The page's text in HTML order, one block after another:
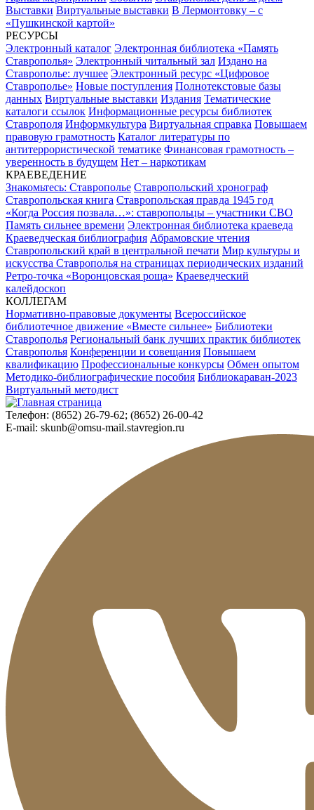
Выставки Виртуальные выставки В Лермонтовку – с
«Пушкинской картой»
РЕСУРСЫ
Электронный каталог Электронная библиотека «Память
Ставрополья» Электронный читальный зал Издано на
Ставрополье: лучшее Электронный ресурс «Цифровое
Ставрополье» Новые поступления Полнотекстовые базы
данных Виртуальные выставки Издания Тематические
каталоги ссылок Информационные ресурсы библиотек
Ставрополя Информкультура Виртуальная справка Повышаем
правовую грамотность Каталог литературы по
антитеррористической тематике Финансовая грамотность –
уверенность в будущем Нет – наркотикам
КРАЕВЕДЕНИЕ
Знакомьтесь: Ставрополье Ставропольский хронограф
Ставропольская книга Ставропольская правда 1945 год
«Когда Россия позвала…»: ставропольцы – участники СВО
Память сильнее времени Электронная библиотека краеведа
Краеведческая библиография Абрамовские чтения
Ставропольский край в центральной печати Мир культуры и
искусства Ставрополья на страницах периодических изданий
Ретро-точка «Воронцовская роща» Краеведческий
калейдоскоп
КОЛЛЕГАМ
Нормативно-правовые документы Всероссийское
библиотечное движение «Вместе сильнее» Библиотеки
Ставрополья Региональный банк лучших практик библиотек
Ставрополья Конференции и совещания Повышаем
квалификацию Профессиональные конкурсы Обмен опытом
Методико-библиографические пособия Библиокараван-2023
Виртуальный методист
Телефон: (8652) 26-79-62; (8652) 26-00-42
E-mail: skunb@omsu-mail.stavregion.ru